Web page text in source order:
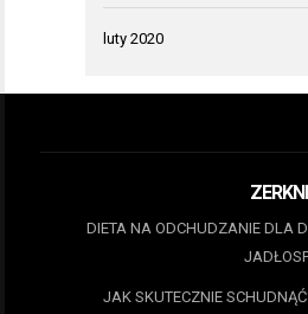
luty 2020
DIETA NA ODCHUDZANIE DLA
JAK SKUTECZNIE